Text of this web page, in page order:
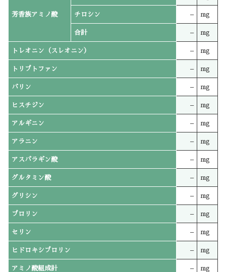
芳香族アミノ酸 チロシン – mg
合計 – mg
トレオニン（スレオニン） – mg
トリプトファン – mg
バリン – mg
ヒスチジン – mg
アルギニン – mg
アラニン – mg
アスパラギン酸 – mg
グルタミン酸 – mg
グリシン – mg
プロリン – mg
セリン – mg
ヒドロキシプロリン – mg
アミノ酸組成計 – mg